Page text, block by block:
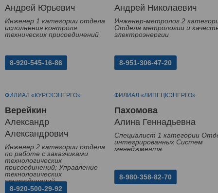
Андрей Юрьевич
Инженер 1 категории отдела
исполнения контроля
технических присоединений
8-920-545-16-86
Андрей Николаевич
Инженер-метролог 2
Отдела метрологии и
электроэнергии
8-951-306-47-20
ФИЛИАЛ «КУРСКЭНЕРГО»
Верейкин
Александр
Александрович
Инженер 2 категории отдела
по работе с заказчиками
технологических
присоединений; Управление
технологических
присоединений
8-920-500-29-92
ФИЛИАЛ «ЛИПЕЦКЭНЕРГО»
Пахомова
Алина Геннадьевна
Специалист 1 категории
интегрированных Систем
менеджмента
8-980-358-82-70